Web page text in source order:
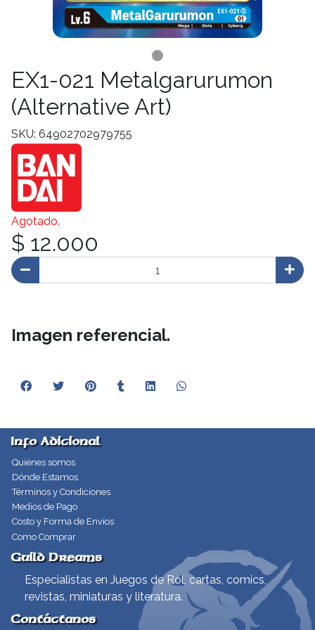
EX1-021 Metalgarurumon
(Alternative Art)
SKU: 64902702979755
Agotado.
$ 12.000
Imagen referencial.
Info Adicional
Quiénes somos
Dónde Estamos
Términos y Condiciones
Medios de Pago
Costo y Forma de Envíos
Como Comprar
Guild Dreams
Especialistas en Juegos de Rol, cartas, comics,
revistas, miniaturas y literatura.
Contáctanos